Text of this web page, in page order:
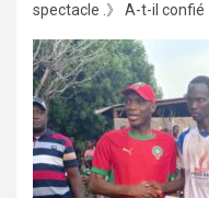
spectacle .》 A-t-il confié